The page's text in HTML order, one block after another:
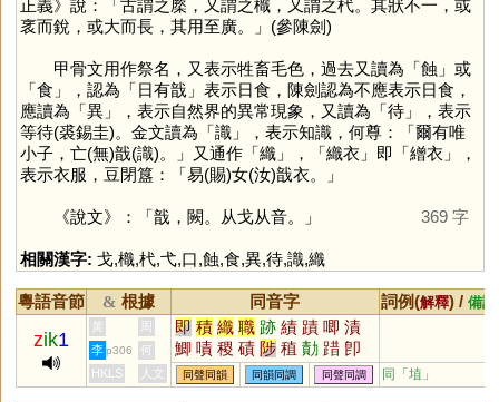
正義》說：「古謂之橜，又謂之樴，又謂之杙。其狀不一，或
衺而銳，或大而長，其用至廣。」(參陳劍)
甲骨文用作祭名，又表示牲畜毛色，過去又讀為「蝕 」或
「食 」，認為「日有戠」表示日食，陳劍認為不應表示日食，
應讀為「異」，表示自然界的異常現象，又讀為「待」，表示
等待(裘錫圭)。金文讀為「識」，表示知識，何尊：「爾有唯
小子，亡(無)戠(識)。」又通作「織」，「織衣」即「繒衣」，
表示衣服，豆閉簋：「易(賜)女(汝)戠衣。」
《說文》：「戠，闕。从戈从音。」 369 字
相關漢字: 戈,樴,杙,弋,口,蝕,食,異,待,識,織
粵語音節 & 根據 同音字 詞例(解釋) / 備註
zik1
黃 周 即 積 織 職 跡 績 蹟 唧 漬
鯽 嘖 稷 磧 陟 稙 勣 踖 卽
畟 膱 樴 蟙 蝍 楖 癪 堲 蘵
鰿 幘 尐 庴 嬂 捗 樍 蠀 唶
李 p306
何
HKLS
人文 同聲同韻 同韻同調 同聲同調 同「埴 」